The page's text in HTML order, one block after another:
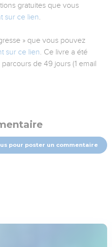
gratuites que vous
sur ce lien.
» que vous pouvez
sur ce lien. Ce livre a été
de 49 jours (1 email
pour poster un commentaire